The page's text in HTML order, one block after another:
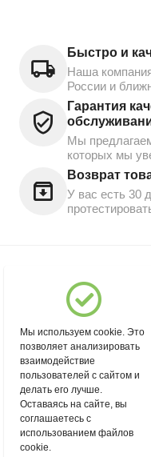
Быстро и
Наша
России и
Гарантия
Мы
которых мы
Возврат
У вас есть 30
Магазин "Северный"
Покупательский
Контакты
© 2004 - 2026 msever.ru.
Мы используем cookie. Это
позволяет анализировать
взаимодействие
пользователей с сайтом и
делать его лучше.
Оставаясь на сайте, вы
соглашаетесь с
использованием файлов
cookie.